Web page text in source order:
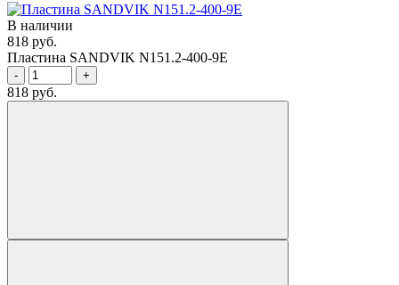
В наличии
818 руб.
Пластина SANDVIK N151.2-400-9E
- +
818 руб.